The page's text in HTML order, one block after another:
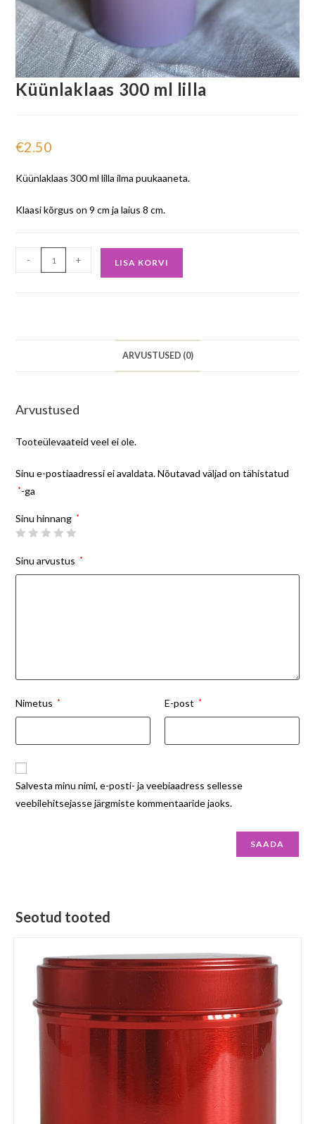
Küünlaklaas 300 ml lilla
€2.50
Küünlaklaas 300 ml lilla ilma puukaaneta.
Klaasi kõrgus on 9 cm ja laius 8 cm.
- + LISA KORVI
ARVUSTUSED (0)
Arvustused
Tooteülevaateid veel ei ole.
Sinu e-postiaadressi ei avaldata. Nõutavad väljad on tähistatud
*-ga
Sinu hinnang *
Sinu arvustus *
Nimetus * E-post *
Salvesta minu nimi, e-posti- ja veebiaadress sellesse
veebilehitsejasse järgmiste kommentaaride jaoks.
Seotud tooted